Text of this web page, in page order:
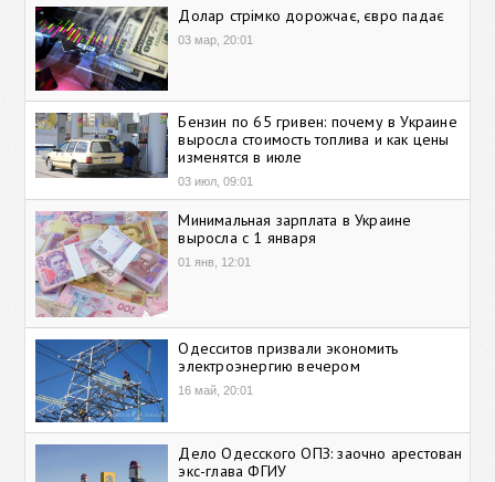
Долар стрімко дорожчає, євро падає
03 мар, 20:01
Бензин по 65 гривен: почему в Украине
выросла стоимость топлива и как цены
изменятся в июле
03 июл, 09:01
Минимальная зарплата в Украине
выросла с 1 января
01 янв, 12:01
Одесситов призвали экономить
электроэнергию вечером
16 май, 20:01
Дело Одесского ОПЗ: заочно арестован
экс-глава ФГИУ